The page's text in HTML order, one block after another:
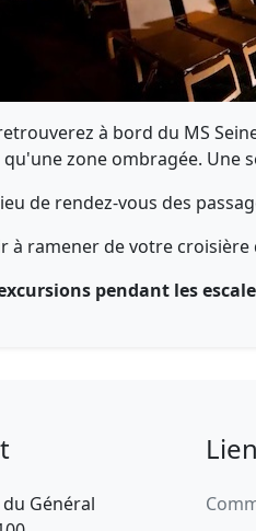
à bord du MS
zone ombragée. Une
de rendez-vous des
ramener de votre croisière
pendant les
Général